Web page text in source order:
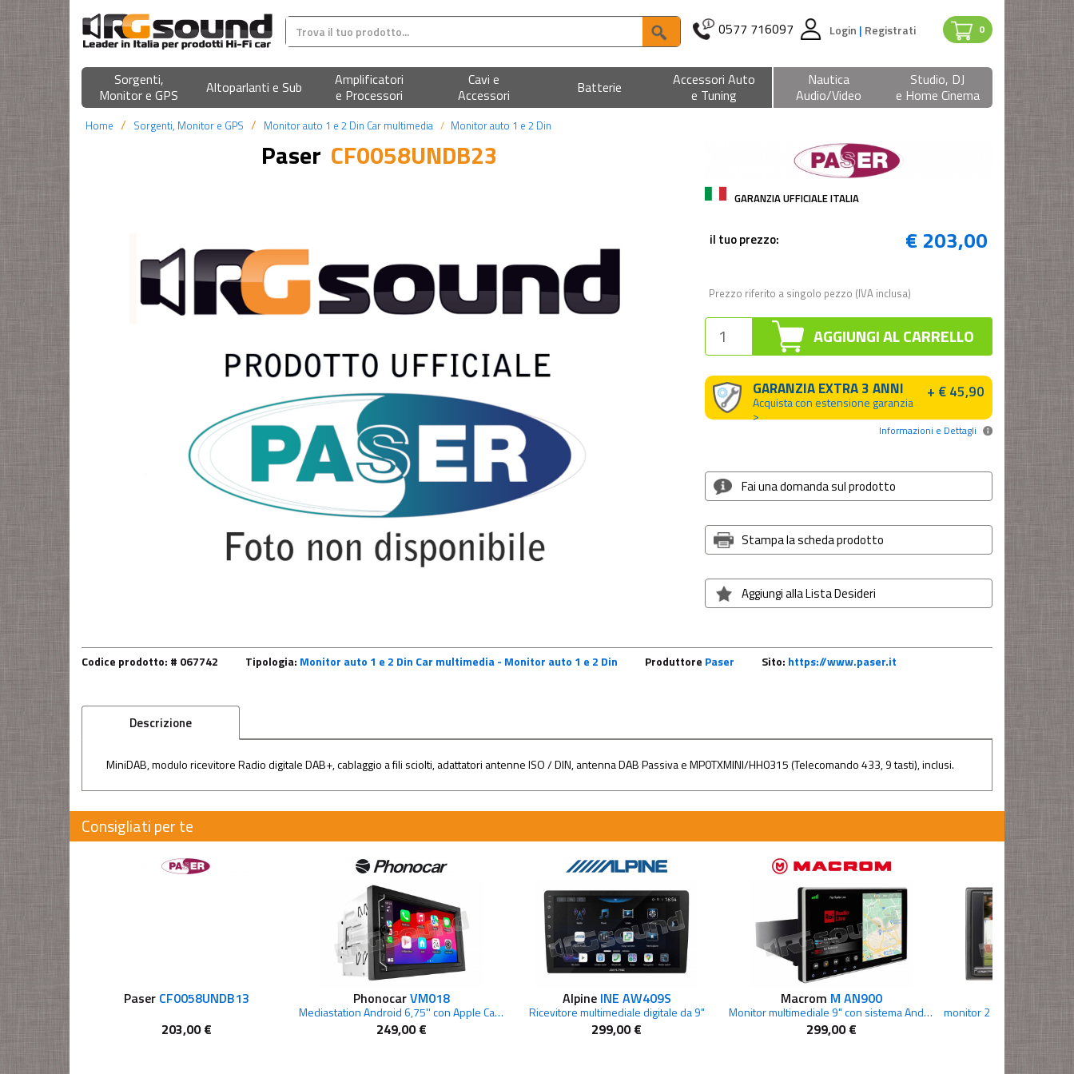
0
0577 716097 Login | Registrati
Sorgenti,
Monitor e GPS
Altoparlanti e Sub
Amplificatori
e Processori
Cavi e
Accessori
Batterie
Accessori Auto
e Tuning
Nautica
Audio/Video
Studio, DJ
e Home Cinema
Home Sorgenti, Monitor e GPS Monitor auto 1 e 2 Din Car multimedia Monitor auto 1 e 2 Din
Paser CF0058UNDB23
GARANZIA UFFICIALE ITALIA
€ 203,00
il tuo prezzo:
Prezzo riferito a singolo pezzo (IVA inclusa)
AGGIUNGI AL CARRELLO
GARANZIA EXTRA 3 ANNI
Acquista con estensione garanzia
>
+ € 45,90
Informazioni e Dettagli
Fai una domanda sul prodotto
Stampa la scheda prodotto
Aggiungi alla Lista Desideri
Codice prodotto: # 067742 Tipologia: Monitor auto 1 e 2 Din Car multimedia - Monitor auto 1 e 2 Din Produttore Paser Sito: https://www.paser.it
Descrizione
MiniDAB, modulo ricevitore Radio digitale DAB+, cablaggio a fili sciolti, adattatori antenne ISO / DIN, antenna DAB Passiva e MP0TXMINI/HH0315 (Telecomando 433, 9 tasti), inclusi.
Consigliati per te
Paser CF0058UNDB13
203,00 €
PhonocarVM018
Mediastation Android 6,75'' con Apple CarPlay E Android Auto wireless
249,00 €
Alpine INE AW409S
Ricevitore multimediale digitale da 9"
299,00 €
Macrom M AN900
Monitor multimediale 9" con sistema Android
299,00 €